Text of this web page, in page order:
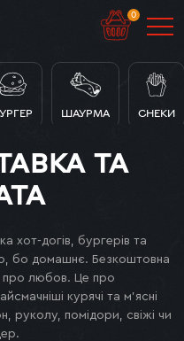
0
ШАУРМА СНЕКИ
ТА
хот-догів, бургерів та
бо домашнє. Безкоштовна
про любов. Це про
курячі та м’ясні
руколу, помідори, свіжі чи